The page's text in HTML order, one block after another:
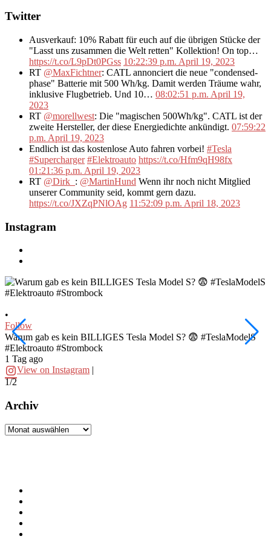
Twitter
Ausverkauf: 10% Rabatt für euch auf die übrigen Stücke der
"Lasst uns zusammen die Welt retten" Kollektion! On top…
https://t.co/L9pDt0PGss 10:22:39 p.m. April 19, 2023
RT @MaxFichtner: CATL annonciert die neue "condensed-
phase" Batterie mit 500 Wh/kg. Damit werden Träume wahr,
inklusive Flugbetrieb. Und 10… 08:02:51 p.m. April 19,
2023
RT @morellwest: Die "magischen 500Wh/kg". CATL ist der
zweite Hersteller, der diese Energiedichte ankündigt. 07:59:22
p.m. April 19, 2023
Endlich ist das kostenlose Auto fahren vorbei! #Tesla
#Supercharger #Elektroauto https://t.co/Hfm9qH98fx
01:21:36 p.m. April 19, 2023
RT @Dirk_ : @MartinHund Wenn ihr noch nicht Mitglied
unserer Community seid, kommt gern dazu.
https://t.co/JXZqPNlOAg 11:52:09 p.m. April 18, 2023
Instagram
•
Follow
Warum gab es kein BILLIGES Tesla Model S? 😨 #TeslaModelS
#Elektroauto #Strombock
1 Tag ago
View on Instagram |
1/2
Archiv
Archiv